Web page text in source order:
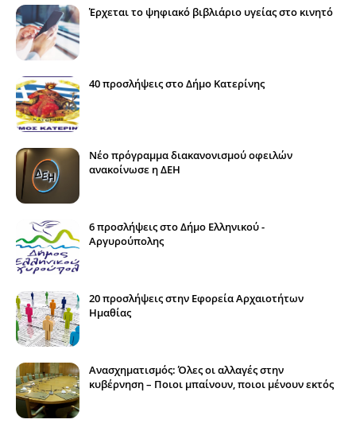
Έρχεται το ψηφιακό βιβλιάριο υγείας στο κινητό
40 προσλήψεις στο Δήμο Κατερίνης
Νέο πρόγραμμα διακανονισμού οφειλών
ανακοίνωσε η ΔΕΗ
6 προσλήψεις στο Δήμο Ελληνικού -
Αργυρούπολης
20 προσλήψεις στην Εφορεία Αρχαιοτήτων
Ημαθίας
Ανασχηματισμός: Όλες οι αλλαγές στην
κυβέρνηση – Ποιοι μπαίνουν, ποιοι μένουν εκτός